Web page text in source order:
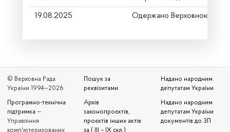
19.08.2025 Одержано Верховною
© Верховна Рада
України 1994—2026
Програмно-технічна
підтримка —
Управління
комп'ютеризованих
Пошук за
реквізитами
Архів
законопроєктів,
проєктів інших актів
за ( III – IX скл.)
Надано народним
депутатам України
Надано народним
депутатам України
документів до ЗП